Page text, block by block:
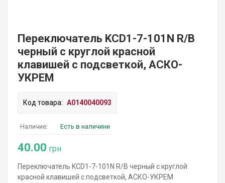
Переключатель KCD1-7-101N R/B
черный с круглой красной
клавишей с подсветкой, АСКО-
УКРЕМ
Код товара: A0140040093
Наличие: Есть в наличини
40.00 грн
Переключатель KCD1-7-101N R/B черный с круглой
красной клавишей с подсветкой, АСКО-УКРЕМ